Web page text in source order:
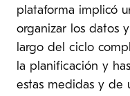
plataforma implicó
organizar los datos
largo del ciclo
la planificación y
estas medidas y de